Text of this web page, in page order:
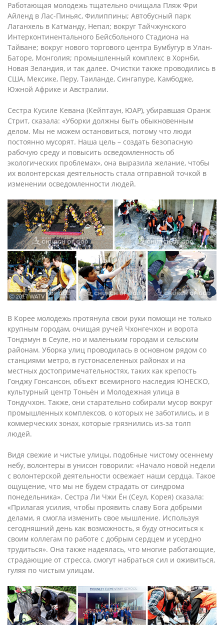
Работающая молодежь тщательно очищала Пляж Фри
Айленд в Лас-Пиньяс, Филиппины; Автобусный парк
Лаганхель в Катманду, Непал; вокруг Тайчжунского
Интерконтинентального Бейсбольного Стадиона на
Тайване; вокруг нового торгового центра Бумбугур в Улан-
Баторе, Монголия; промышленный комплекс в Хорнби,
Новая Зеландия, и так далее. Очистки также проводились в
США, Мексике, Перу, Таиланде, Сингапуре, Камбодже,
Южной Африке и Австралии.
Сестра Кусиле Кевана (Кейптаун, ЮАР), убиравшая Оранж
Стрит, сказала: «Уборки должны быть обыкновенным
делом. Мы не можем остановиться, потому что люди
постоянно мусорят. Наша цель – создать безопасную
рабочую среду и повысить осведомленность об
экологических проблемах», она выразила желание, чтобы
их волонтерская деятельность стала отправной точкой в
изменении осведомленности людей.
ⓒ 2017 WATV
В Корее молодежь протянула свои руки помощи не только
крупным городам, очищая ручей Чхонгечхон и ворота
Тондэмун в Сеуле, но и маленьким городам и сельским
районам. Уборка улиц проводилась в основном рядом со
станциями метро, в густонаселенных районах и на
местных достопримечательностях, таких как крепость
Гонджу Гонсансон, объект всемирного наследия ЮНЕСКО,
культурный центр Тоньён и Молодежная улица в
Тондучхон. Также, они старательно собирали мусор вокруг
промышленных комплексов, о которых не заботились, и в
коммерческих зонах, которые грязнились из-за толп
людей.
Видя свежие и чистые улицы, подобные чистому осеннему
небу, волонтеры в унисон говорили: «Начало новой недели
с волонтерской деятельности освежает наши сердца. Такое
ощущение, что мы не будем страдать от синдрома
понедельника». Сестра Ли Чжи Ён (Сеул, Корея) сказала:
«Прилагая усилия, чтобы проявить славу Бога добрыми
делами, я смогла изменить свое мышление. Используя
сегодняшний день как возможность, я буду относиться к
своим коллегам по работе с добрым сердцем и усердно
трудиться». Она также надеялась, что многие работающие,
страдающие от стресса, смогут набраться сил и оживиться,
гуляя по чистым улицам.